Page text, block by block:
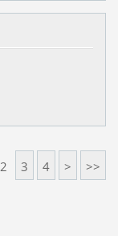
2 3 4 > >>